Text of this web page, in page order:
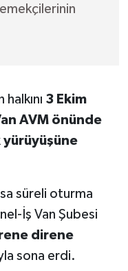
3 Ekim
AVM önünde
yürüyüşüne
süreli oturma
İş Van Şubesi
direne
sona erdi.